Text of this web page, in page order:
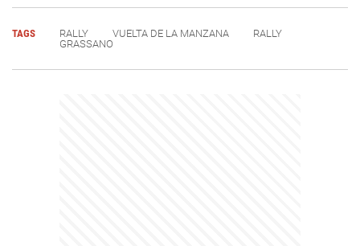
TAGS RALLY VUELTA DE LA MANZANA
RALLY
GRASSANO